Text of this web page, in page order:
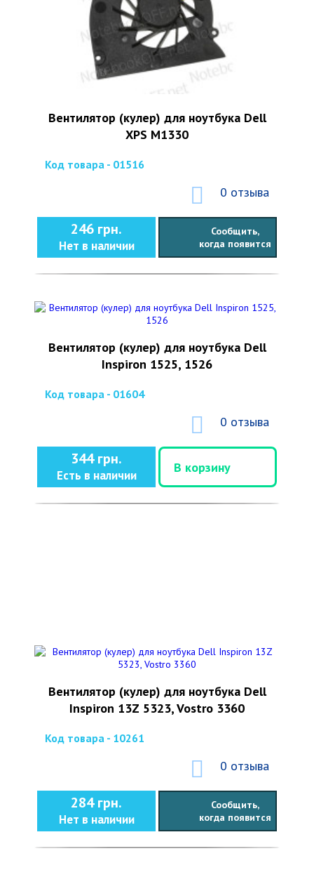
Вентилятор (кулер) для ноутбука Dell
XPS M1330
Код товара - 01516
0 отзыва
246 грн.
Нет в наличии
Сообщить,
когда появится
Вентилятор (кулер) для ноутбука Dell
Inspiron 1525, 1526
Код товара - 01604
0 отзыва
344 грн.
Есть в наличии
В корзину
Вентилятор (кулер) для ноутбука Dell
Inspiron 13Z 5323, Vostro 3360
Код товара - 10261
0 отзыва
284 грн.
Нет в наличии
Сообщить,
когда появится